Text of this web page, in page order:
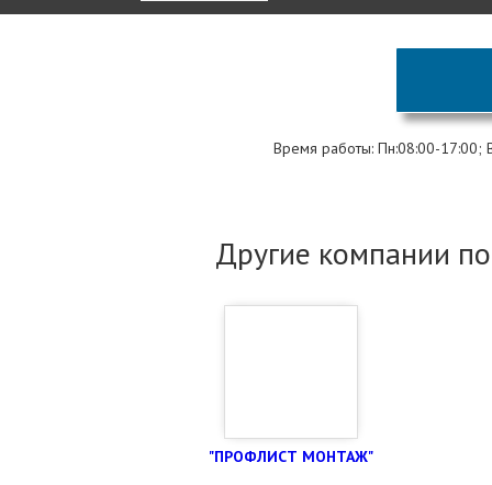
Время работы: Пн:08:00-17:00;
Другие компании
"ПРОФЛИСТ МОНТАЖ"